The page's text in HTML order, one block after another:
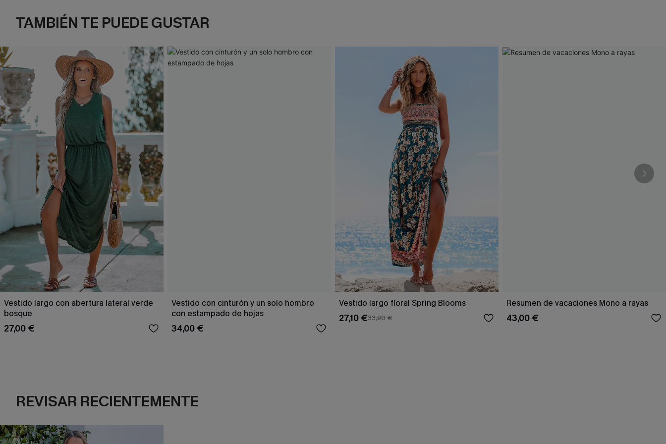
TAMBIÉN TE PUEDE GUSTAR
Vestido largo con abertura lateral verde
bosque
27,00 €
Vestido con cinturón y un solo hombro
con estampado de hojas
34,00 €
Vestido largo floral Spring Blooms
27,10 €33,90 €
Resumen de vacaciones Mono a rayas
43,00 €
REVISAR RECIENTEMENTE